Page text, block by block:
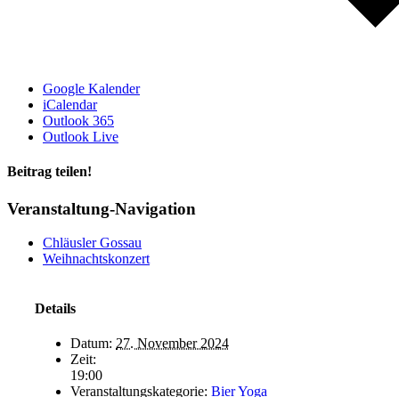
Google Kalender
iCalendar
Outlook 365
Outlook Live
Beitrag teilen!
Facebook
LinkedIn
WhatsApp
E-
Veranstaltung-Navigation
Chläusler Gossau
Weihnachtskonzert
Details
Datum: 27. November 2024
Zeit:
19:00
Veranstaltungskategorie: Bier Yoga